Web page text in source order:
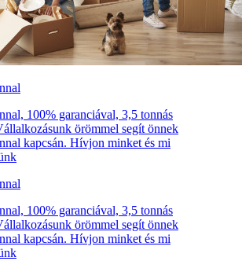
100% garanciával, 3,5 tonnás
örömmel segít önnek
kapcsán. Hívjon minket és mi
100% garanciával, 3,5 tonnás
örömmel segít önnek
kapcsán. Hívjon minket és mi